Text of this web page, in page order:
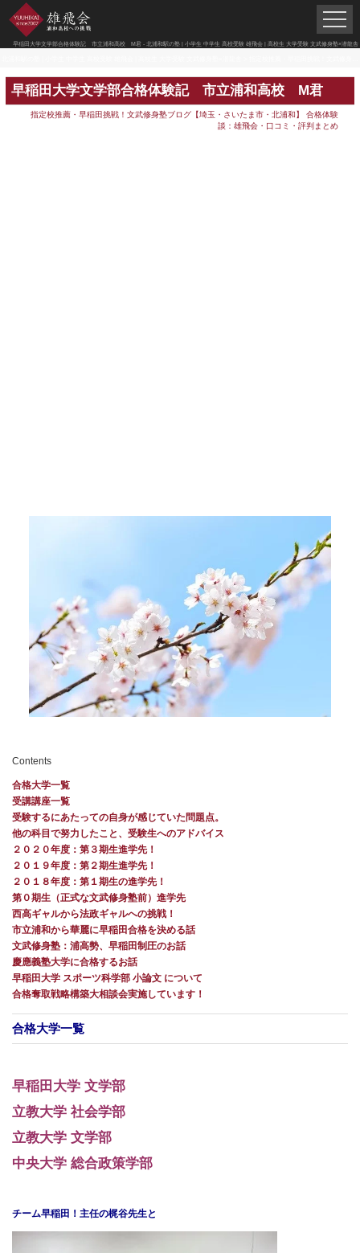
早稲田大学文学部合格体験記 市立浦和高校 M君 - 北浦和駅の塾 | 小学生 中学生 高校受験 雄飛会 | 高校生 大学受験 文武修身塾×潜龍舎
早稲田大学文学部合格体験記 市立浦和高校 M君
指定校推薦・早稲田挑戦！文武修身塾ブログ【埼玉・さいたま市・北浦和】
合格体験
談：雄飛会・口コミ・評判まとめ
Contents
合格大学一覧
受講講座一覧
受験するにあたっての自身が感じていた問題点。
他の科目で努力したこと、受験生へのアドバイス
２０２０年度：第３期生進学先！
２０１９年度：第２期生進学先！
２０１８年度：第１期生の進学先！
第０期生（正式な文武修身塾前）進学先
西高ギャルから法政ギャルへの挑戦！
市立浦和から華麗に早稲田合格を決める話
文武修身塾：浦高勢、早稲田制圧のお話
慶應義塾大学に合格するお話
早稲田大学 スポーツ科学部 小論文 について
合格奪取戦略構築大相談会実施しています！
合格大学一覧
早稲田大学 文学部
立教大学 社会学部
立教大学 文学部
中央大学 総合政策学部
チーム早稲田！主任の梶谷先生と